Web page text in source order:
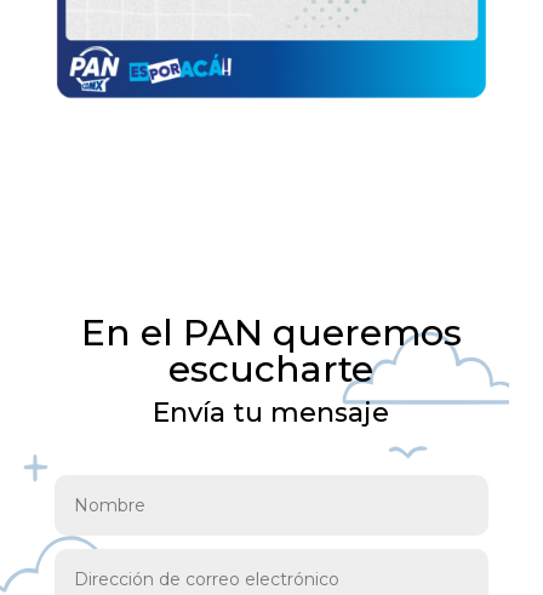
En el PAN queremos
escucharte
Envía tu mensaje